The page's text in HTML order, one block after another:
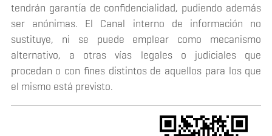
tendrán garantía de confidencialidad, pudiendo además
ser anónimas. El Canal interno de información no
sustituye, ni se puede emplear como mecanismo
alternativo, a otras vías legales o judiciales que
procedan o con fines distintos de aquellos para los que
el mismo está previsto.